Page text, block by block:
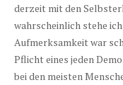
derzeit mit den
wahrscheinlich stehe
Aufmerksamkeit war
Pflicht eines jeden
bei den meisten